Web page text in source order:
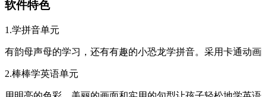
软件特色
1.学拼音单元
有韵母声母的学习，还有有趣的小恐龙学拼音。采用卡通动
2.棒棒学英语单元